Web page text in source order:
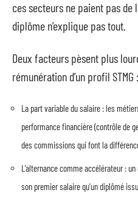
ces secteurs ne paient pas
diplôme n’explique pas tout.
Deux facteurs pèsent plus
rémunération d’un profil STMG :
La part variable du salaire : les
performance financière (contrôle de
des commissions qui font la
L’alternance comme accélérateur :
son premier salaire qu’un diplômé